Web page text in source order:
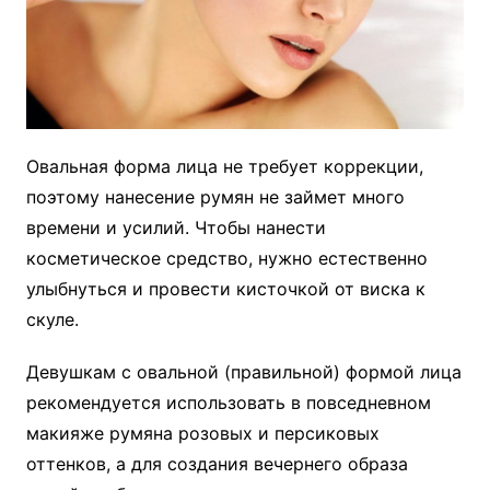
Овальная форма лица не требует коррекции,
поэтому нанесение румян не займет много
времени и усилий. Чтобы нанести
косметическое средство, нужно естественно
улыбнуться и провести кисточкой от виска к
скуле.
Девушкам с овальной (правильной) формой лица
рекомендуется использовать в повседневном
макияже румяна розовых и персиковых
оттенков, а для создания вечернего образа